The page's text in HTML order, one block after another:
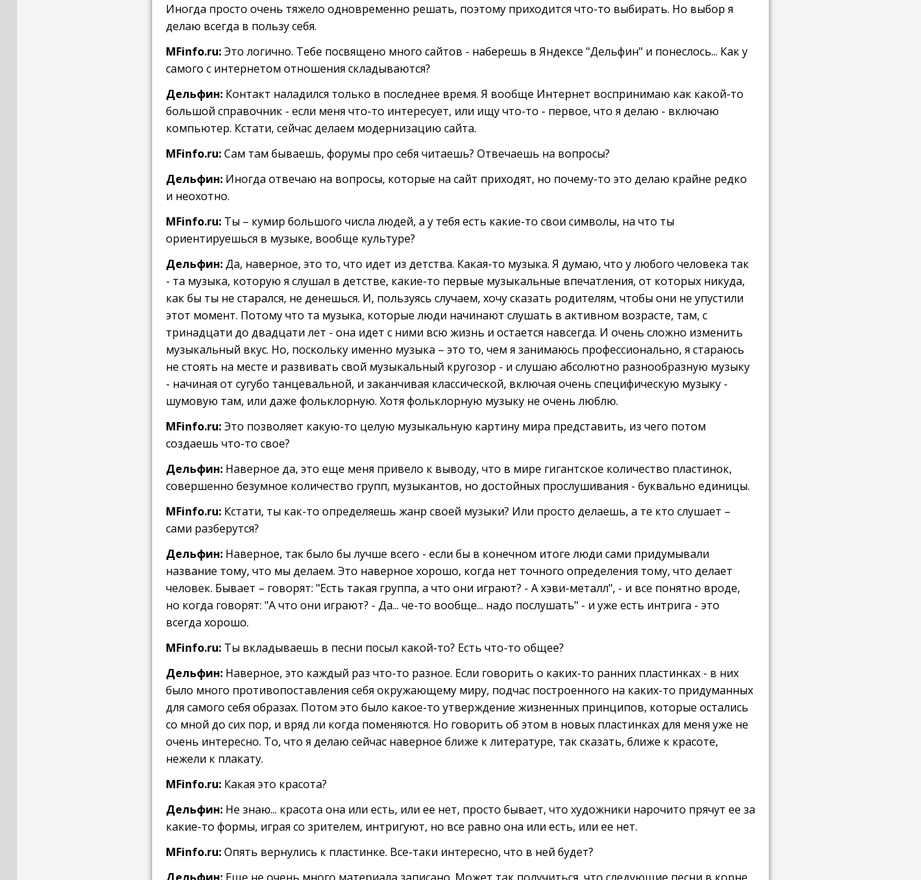
Иногда просто очень тяжело одновременно решать, поэтому приходится что-то выбирать. Но выбор я
делаю всегда в пользу себя.
MFinfo.ru:Это логично. Тебе посвящено много сайтов - наберешь в Яндексе "Дельфин" и понеслось... Как у
самого с интернетом отношения складываются?
Дельфин: Контакт наладился только в последнее время. Я вообще Интернет воспринимаю как какой-то
большой справочник - если меня что-то интересует, или ищу что-то - первое, что я делаю - включаю
компьютер. Кстати, сейчас делаем модернизацию сайта.
MFinfo.ru:Сам там бываешь, форумы про себя читаешь? Отвечаешь на вопросы?
Дельфин: Иногда отвечаю на вопросы, которые на сайт приходят, но почему-то это делаю крайне редко
и неохотно.
MFinfo.ru: Ты – кумир большого числа людей, а у тебя есть какие-то свои символы, на что ты
ориентируешься в музыке, вообще культуре?
Дельфин:Да, наверное, это то, что идет из детства. Какая-то музыка. Я думаю, что у любого человека так
- та музыка, которую я слушал в детстве, какие-то первые музыкальные впечатления, от которых никуда,
как бы ты не старался, не денешься. И, пользуясь случаем, хочу сказать родителям, чтобы они не упустили
этот момент. Потому что та музыка, которые люди начинают слушать в активном возрасте, там, с
тринадцати до двадцати лет - она идет с ними всю жизнь и остается навсегда. И очень сложно изменить
музыкальный вкус. Но, поскольку именно музыка – это то, чем я занимаюсь профессионально, я стараюсь
не стоять на месте и развивать свой музыкальный кругозор - и слушаю абсолютно разнообразную музыку
- начиная от сугубо танцевальной, и заканчивая классической, включая очень специфическую музыку -
шумовую там, или даже фольклорную. Хотя фольклорную музыку не очень люблю.
MFinfo.ru:Это позволяет какую-то целую музыкальную картину мира представить, из чего потом
создаешь что-то свое?
Дельфин: Наверное да, это еще меня привело к выводу, что в мире гигантское количество пластинок,
совершенно безумное количество групп, музыкантов, но достойных прослушивания - буквально единицы.
MFinfo.ru: Кстати, ты как-то определяешь жанр своей музыки? Или просто делаешь, а те кто слушает –
сами разберутся?
Дельфин: Наверное, так было бы лучше всего - если бы в конечном итоге люди сами придумывали
название тому, что мы делаем. Это наверное хорошо, когда нет точного определения тому, что делает
человек. Бывает – говорят: "Есть такая группа, а что они играют? - А хэви-металл", - и все понятно вроде,
но когда говорят: "А что они играют? - Да... че-то вообще... надо послушать" - и уже есть интрига - это
всегда хорошо.
MFinfo.ru: Ты вкладываешь в песни посыл какой-то? Есть что-то общее?
Дельфин: Наверное, это каждый раз что-то разное. Если говорить о каких-то ранних пластинках - в них
было много противопоставления себя окружающему миру, подчас построенного на каких-то придуманных
для самого себя образах. Потом это было какое-то утверждение жизненных принципов, которые остались
со мной до сих пор, и вряд ли когда поменяются. Но говорить об этом в новых пластинках для меня уже не
очень интересно. То, что я делаю сейчас наверное ближе к литературе, так сказать, ближе к красоте,
нежели к плакату.
MFinfo.ru: Какая это красота?
Дельфин: Не знаю... красота она или есть, или ее нет, просто бывает, что художники нарочито прячут ее за
какие-то формы, играя со зрителем, интригуют, но все равно она или есть, или ее нет.
MFinfo.ru:Опять вернулись к пластинке. Все-таки интересно, что в ней будет?